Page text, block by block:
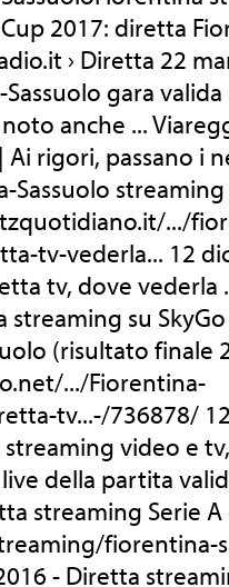
2017: diretta
› Diretta 22
gara
anche ...
Ai rigori, passano i
Sassuolo
.../
tv-vederla... 12
tv, dove vederla
su
(risultato finale
.../Fiorentina-
tv...-/736878/
video e
della partita
streaming Serie
fiorentina-
- Diretta